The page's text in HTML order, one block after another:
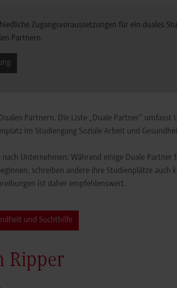
Zugangsvoraussetzungen für ein duales
Partnern.
Partnern. Die Liste „Duale Partner“ umfasst
im Studiengang Soziale Arbeit und
Unternehmen: Während einige Duale Partner
schreiben andere ihre Studienplätze auch
ist daher empfehlenswert.
und Suchthilfe
Ripper